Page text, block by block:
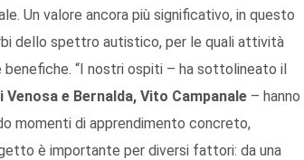
Un valore ancora più significativo, in questo
dello spettro autistico, per le quali attività
“I nostri ospiti – ha sottolineato il
e Bernalda, Vito Campanale – hanno
momenti di apprendimento concreto,
è importante per diversi fattori: da una